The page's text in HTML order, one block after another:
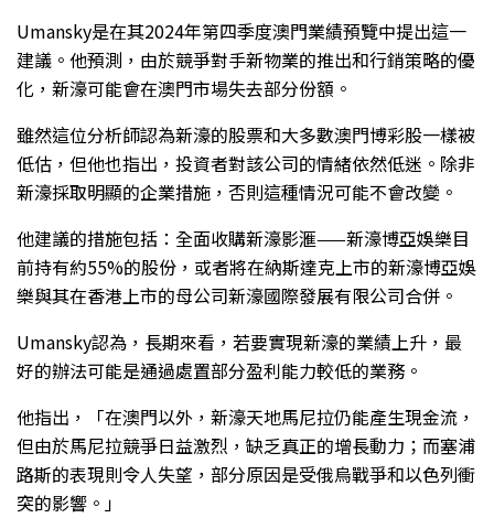
Umansky是在其2024年第四季度澳門業績預覽中提出這一
建議。他預測，由於競爭對手新物業的推出和行銷策略的優
化，新濠可能會在澳門市場失去部分份額。
雖然這位分析師認為新濠的股票和大多數澳門博彩股一樣被
低估，但他也指出，投資者對該公司的情緒依然低迷。除非
新濠採取明顯的企業措施，否則這種情況可能不會改變。
他建議的措施包括：全面收購新濠影滙——新濠博亞娛樂目
前持有約55%的股份，或者將在納斯達克上市的新濠博亞娛
樂與其在香港上市的母公司新濠國際發展有限公司合併。
Umansky認為，長期來看，若要實現新濠的業績上升，最
好的辦法可能是通過處置部分盈利能力較低的業務。
他指出，「在澳門以外，新濠天地馬尼拉仍能產生現金流，
但由於馬尼拉競爭日益激烈，缺乏真正的增長動力；而塞浦
路斯的表現則令人失望，部分原因是受俄烏戰爭和以色列衝
突的影響。」